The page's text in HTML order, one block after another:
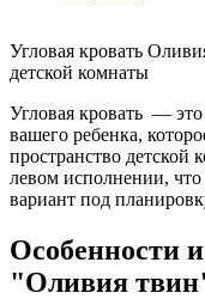
Угловая кровать
детской комнаты
Угловая кровать —
вашего ребенка,
пространство
левом исполнении,
вариант под
Особенности
"Оливия